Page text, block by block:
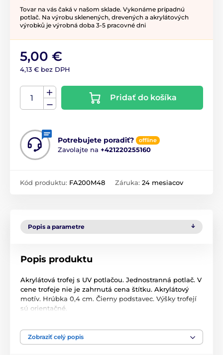
Tovar na vás čaká v našom sklade. Vykonáme prípadnú
potlač. Na výrobu sklenených, drevených a akrylátových
výrobků je výrobná doba 3-5 pracovné dni
5,00 €
4,13 € bez DPH
Pridať do košíka
Potrebujete poradiť? offline
Zavolajte na +421220255160
Kód produktu: FA200M48 Záruka: 24 mesiacov
Popis a parametre
Popis produktu
Akrylátová trofej s UV potlačou. Jednostranná potlač. V
cene trofeje nie je zahrnutá cena štítku. Akrylátový
motív. Hrúbka 0,4 cm. Čierny podstavec. Výšky trofejí
sú orientačné.
Produkt je zaradený v kategóriách
Zobraziť celý popis